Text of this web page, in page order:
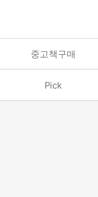
중고책구매
Pick